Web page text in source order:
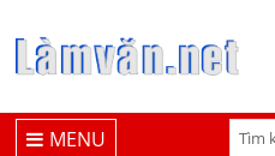
MENU